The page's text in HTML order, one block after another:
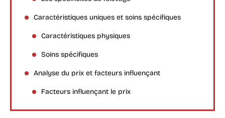
Caractéristiques uniques et soins spécifiques
Caractéristiques physiques
Soins spécifiques
Analyse du prix et facteurs influençant
Facteurs influençant le prix